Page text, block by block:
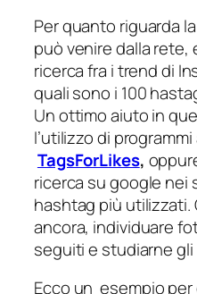
Per quanto riguarda
può venire dalla
ricerca fra i trend di
quali sono i 100
Un ottimoaiuto in
l’utilizzo di
TagsForLikes,
ricerca su google nei
hashtag più utilizzati.
ancora, individuare
seguiti e studiarne
Ecco un esempio